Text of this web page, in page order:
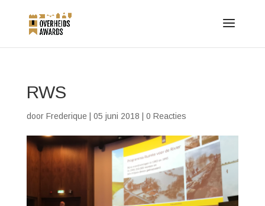
RWS
door Frederique| 05 juni 2018 0 Reacties